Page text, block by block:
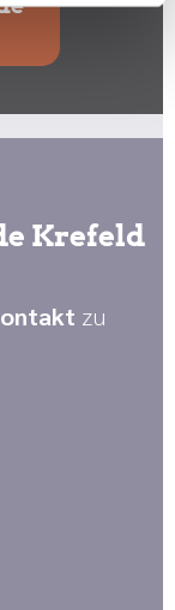
Krefeld
zu